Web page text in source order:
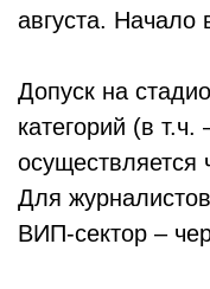
августа. Начало
Допуск на
категорий (в
Для
ВИП-сектор –